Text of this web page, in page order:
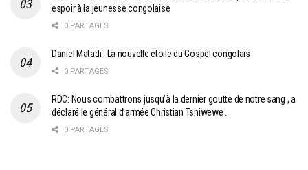
espoir à la jeunesse congolaise
0 PARTAGES
Daniel Matadi : La nouvelle étoile du Gospel congolais
0 PARTAGES
RDC: Nous combattrons jusqu’à la dernier goutte de notre sang , a
déclaré le général d’armée Christian Tshiwewe .
0 PARTAGES